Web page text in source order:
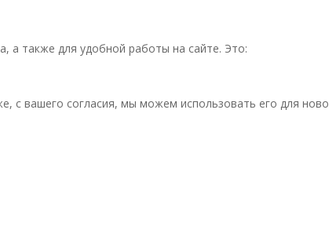
а также для удобной работы на сайте. Это:
с вашего согласия, мы можем использовать его для